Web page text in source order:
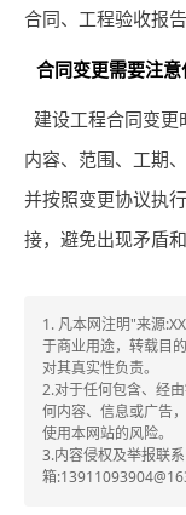
合同、工程验收报
合同变更需要注意
建设工程合同变
内容、范围、工期
并按照变更协议执
接，避免出现矛盾和
1. 凡本网注明"来源
于商业用途，转载目
对其真实性负责。
2.对于任何包含、经
何内容、信息或广告
使用本网站的风险。
3.内容侵权及举报联
箱